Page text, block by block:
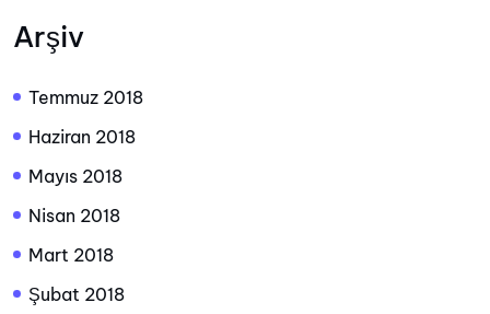
Arşiv
Temmuz 2018
Haziran 2018
Mayıs 2018
Nisan 2018
Mart 2018
Şubat 2018